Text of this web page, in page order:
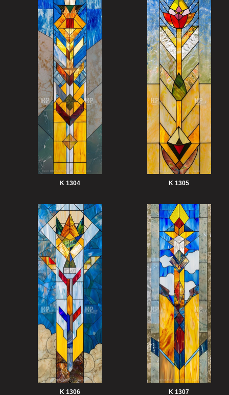
K 1304 K 1305
K 1306 K 1307